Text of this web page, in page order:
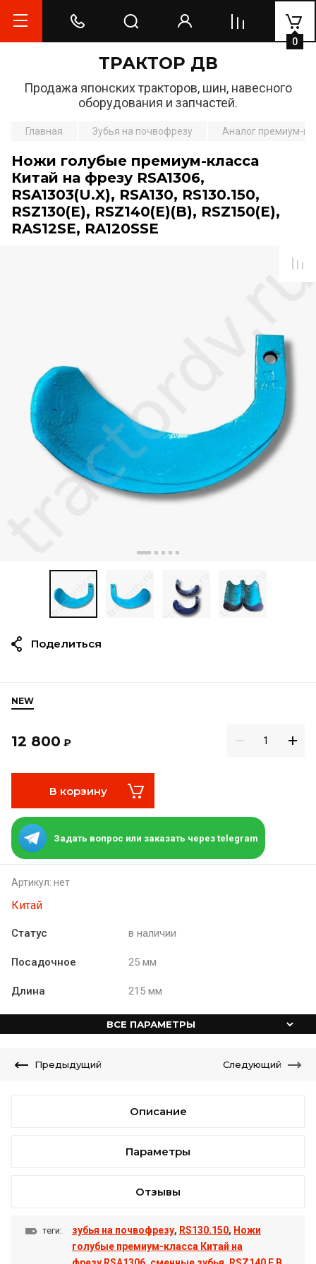
ТРАКТОР ДВ
Продажа японских тракторов, шин, навесного
оборудования и запчастей.
0
Главная Зубья на почвофрезу Аналог премиум-
Ножи голубые премиум-класса
Китай на фрезу RSA1306,
RSA1303(U.X), RSA130, RS130.150,
RSZ130(E), RSZ140(E)(B), RSZ150(E),
RAS12SE, RA120SSE
NEW
12 800 ₽
В корзину
Задать вопрос или заказать через telegram
Артикул: нет
Китай
Статус в наличии
Посадочное 25 мм
Длина 215 мм
ВСЕ ПАРАМЕТРЫ
Поделиться
Предыдущий Следующий
Описание
Параметры
Отзывы
теги: зубья на почвофрезу, RS130.150, Ножи
голубые премиум-класса Китай на